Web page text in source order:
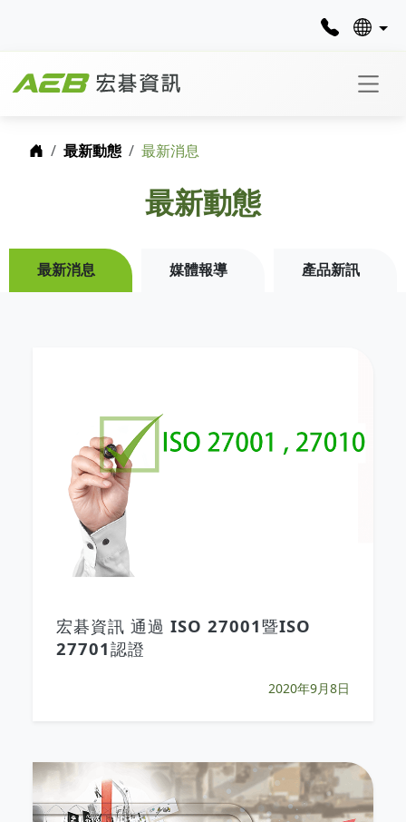
首頁最新動態 最新消息
最新動態
最新消息 媒體報導 產品新訊
宏碁資訊 通過 ISO 27001暨ISO
27701認證
2020年9月8日